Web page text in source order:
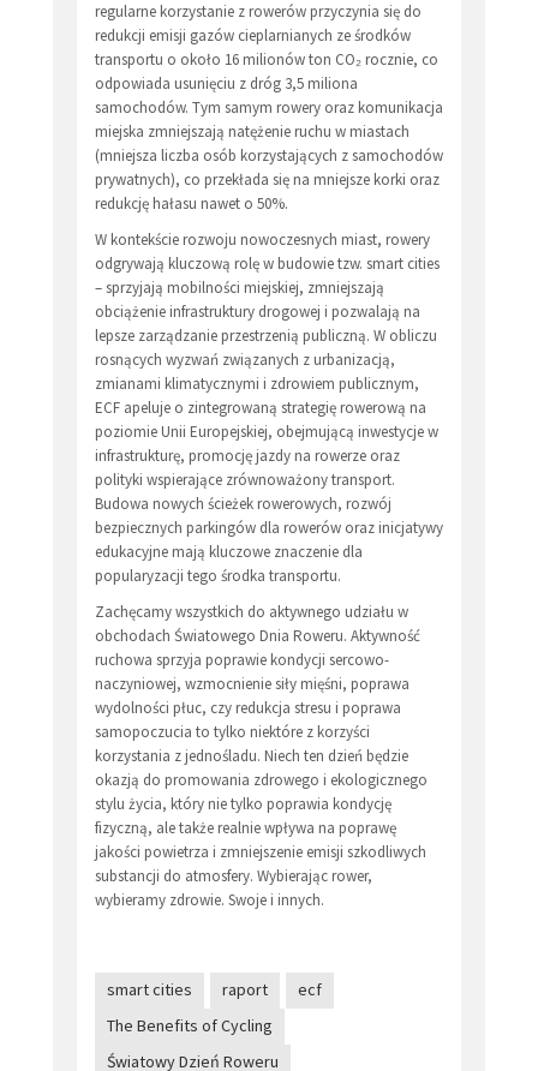
regularne korzystanie z rowerów przyczynia się do
redukcji emisji gazów cieplarnianych ze środków
transportu o około 16 milionów ton CO₂ rocznie, co
odpowiada usunięciu z dróg 3,5 miliona
samochodów. Tym samym rowery oraz komunikacja
miejska zmniejszają natężenie ruchu w miastach
(mniejsza liczba osób korzystających z samochodów
prywatnych), co przekłada się na mniejsze korki oraz
redukcję hałasu nawet o 50%.
W kontekście rozwoju nowoczesnych miast, rowery
odgrywają kluczową rolę w budowie tzw. smart cities
– sprzyjają mobilności miejskiej, zmniejszają
obciążenie infrastruktury drogowej i pozwalają na
lepsze zarządzanie przestrzenią publiczną. W obliczu
rosnących wyzwań związanych z urbanizacją,
zmianami klimatycznymi i zdrowiem publicznym,
ECF apeluje o zintegrowaną strategię rowerową na
poziomie Unii Europejskiej, obejmującą inwestycje w
infrastrukturę, promocję jazdy na rowerze oraz
polityki wspierające zrównoważony transport.
Budowa nowych ścieżek rowerowych, rozwój
bezpiecznych parkingów dla rowerów oraz inicjatywy
edukacyjne mają kluczowe znaczenie dla
popularyzacji tego środka transportu.
Zachęcamy wszystkich do aktywnego udziału w
obchodach Światowego Dnia Roweru. Aktywność
ruchowa sprzyja poprawie kondycji sercowo-
naczyniowej, wzmocnienie siły mięśni, poprawa
wydolności płuc, czy redukcja stresu i poprawa
samopoczucia to tylko niektóre z korzyści
korzystania z jednośladu. Niech ten dzień będzie
okazją do promowania zdrowego i ekologicznego
stylu życia, który nie tylko poprawia kondycję
fizyczną, ale także realnie wpływa na poprawę
jakości powietrza i zmniejszenie emisji szkodliwych
substancji do atmosfery. Wybierając rower,
wybieramy zdrowie. Swoje i innych.
smart cities raport
ecf
The Benefits of Cycling
Światowy Dzień Roweru